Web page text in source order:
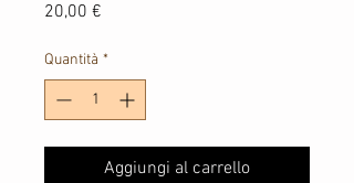
20,00 €
Quantità *
Aggiungi al carrello